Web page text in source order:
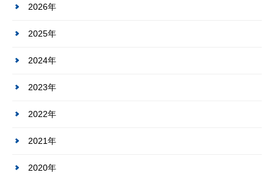
2026年
2025年
2024年
2023年
2022年
2021年
2020年